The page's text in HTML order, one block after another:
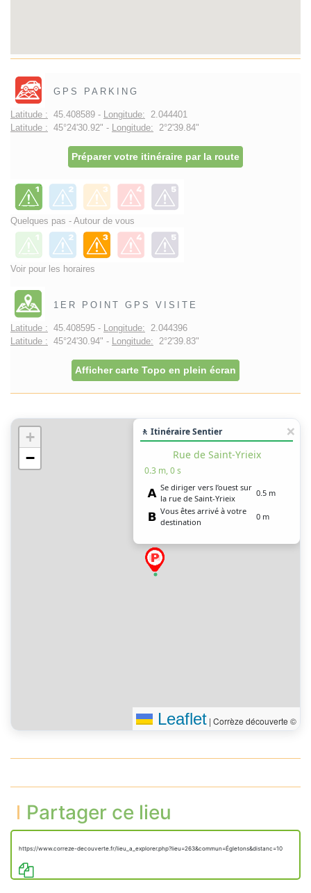
GPS PARKING
Latitude : 45.408589 - Longitude: 2.044401
Latitude : 45°24'30.92" - Longitude: 2°2'39.84"
Préparer votre itinéraire par la route
Quelques pas - Autour de vous
Voir pour les horaires
1ER POINT GPS VISITE
Latitude : 45.408595 - Longitude: 2.044396
Latitude : 45°24'30.94" - Longitude: 2°2'39.83"
Afficher carte Topo en plein écran
+
−
🚶 Itinéraire Sentier
Rue de Saint-Yrieix
0.3 m, 0 s
Se diriger vers l’ouest sur
la rue de Saint-Yrieix
0.5 m
Vous êtes arrivé à votre
destination
0 m
Leaflet | Corrèze découverte ©
Partager ce lieu
https://www.correze-decouverte.fr/lieu_a_explorer.php?lieu=263&commun=Égletons&distanc=10